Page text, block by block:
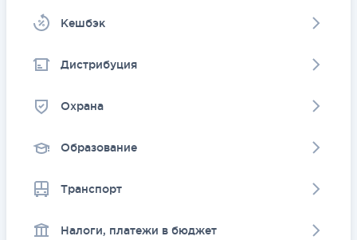
Kешбэк
Дистрибуция
Охрана
Образование
Транспорт
Налоги, платежи в бюджет